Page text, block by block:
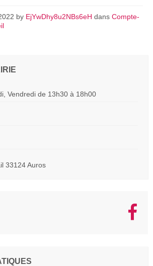
by EjYwDhy8u2NBs6eH dans Compte-
Vendredi de 13h30 à 18h00
33124 Auros